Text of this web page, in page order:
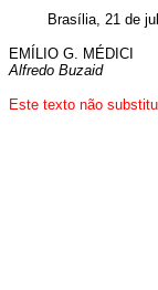
Brasília, 21 de
EMÍLIO G. MÉDICI
Alfredo Buzaid
Este texto não